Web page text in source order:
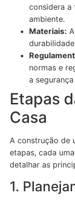
considera a
ambiente.
Materiais:
normas e
a
Etapas
Casa
A construção de
etapas, cada
detalhar as
1.